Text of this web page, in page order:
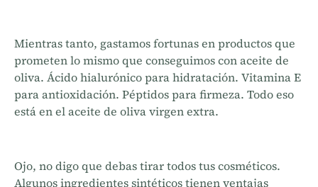
Mientras tanto, gastamos fortunas en productos que
prometen lo mismo que conseguimos con aceite de
oliva. Ácido hialurónico para hidratación. Vitamina E
para antioxidación. Péptidos para firmeza. Todo eso
está en el aceite de oliva virgen extra.
Ojo, no digo que debas tirar todos tus cosméticos.
Algunos ingredientes sintéticos tienen ventajas